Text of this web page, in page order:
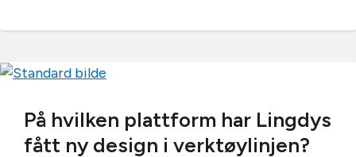
På hvilken plattform har Lingdys
fått ny design i verktøylinjen?